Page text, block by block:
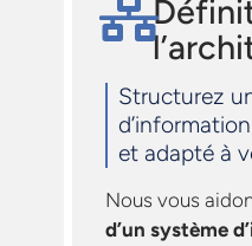
Structurez
et adapté à
Nous vous
d’un système